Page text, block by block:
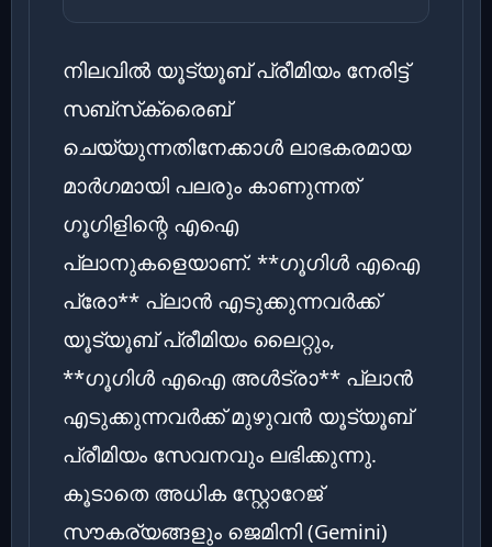
നിലവിൽ യൂട്യൂബ് പ്രീമിയം നേരിട്ട്
സബ്‌സ്‌ക്രൈബ്
ചെയ്യുന്നതിനേക്കാൾ ലാഭകരമായ
മാർഗമായി പലരും കാണുന്നത്
ഗൂഗിളിന്റെ എഐ
പ്ലാനുകളെയാണ്. **ഗൂഗിൾ എഐ
പ്രോ** പ്ലാൻ എടുക്കുന്നവർക്ക്
യൂട്യൂബ് പ്രീമിയം ലൈറ്റും,
**ഗൂഗിൾ എഐ അൾട്രാ** പ്ലാൻ
എടുക്കുന്നവർക്ക് മുഴുവൻ യൂട്യൂബ്
പ്രീമിയം സേവനവും ലഭിക്കുന്നു.
കൂടാതെ അധിക സ്റ്റോറേജ്
സൗകര്യങ്ങളും ജെമിനി (Gemini)